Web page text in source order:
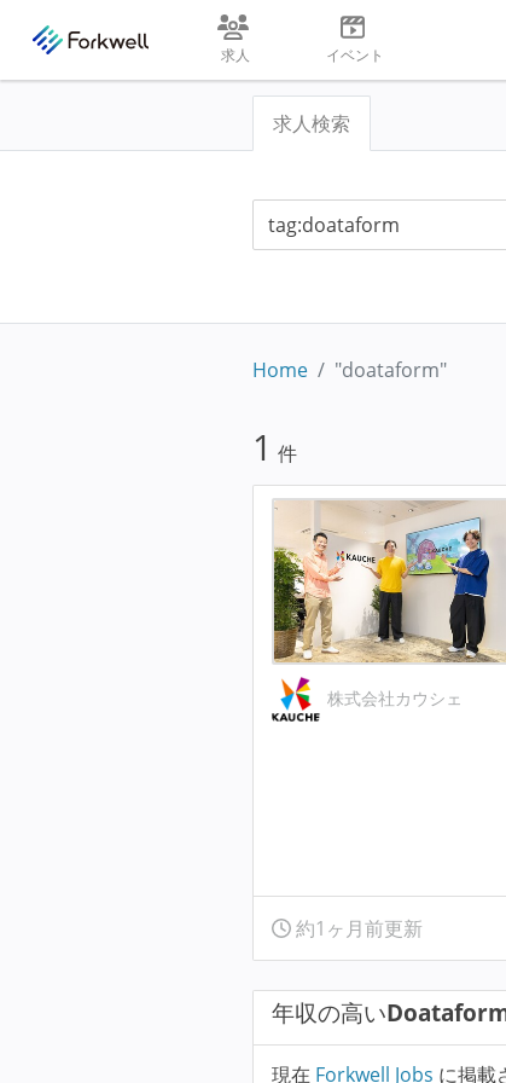
求人 イベント
求人検索
Home "doataform"
1 件
株式会社カウシェ
約1ヶ月前更新
年収の高い
現在 Forkwell Jobs に掲載